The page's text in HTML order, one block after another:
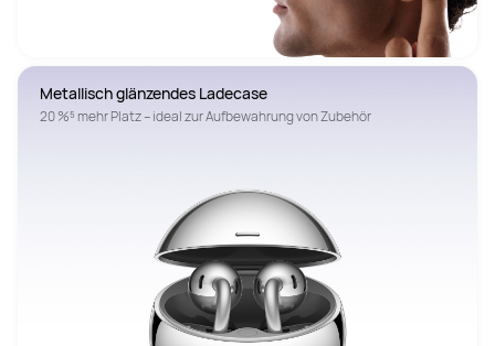
Metallisch glänzendes Ladecase
20 %⁵ mehr Platz – ideal zur Aufbewahrung von Zubehör